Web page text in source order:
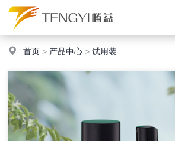
首页 > 产品中心 >试用装